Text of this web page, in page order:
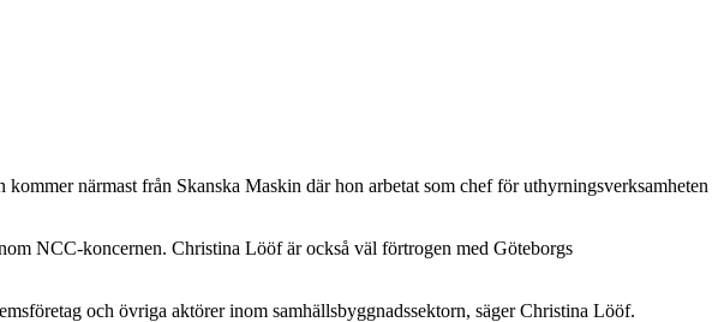
närmast från Skanska Maskin där hon arbetat som chef för uthyrningsverksamheten
NCC-koncernen. Christina Lööf är också väl förtrogen med Göteborgs
och övriga aktörer inom samhällsbyggnadssektorn, säger Christina Lööf.